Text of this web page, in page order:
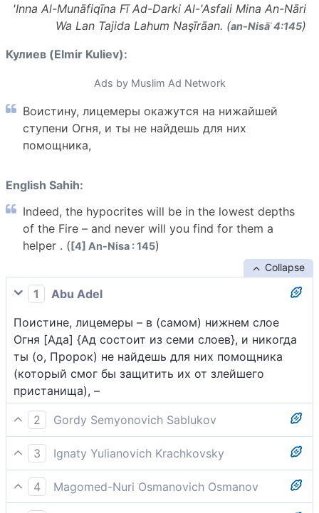
'Inna Al-Munāfiqīna Fī Ad-Darki Al-'Asfali Mina An-Nāri
Wa Lan Tajida Lahum Naşīrāan. (an-Nisāʾ 4:145)
Кулиев (Elmir Kuliev):
Ads by Muslim Ad Network
Воистину, лицемеры окажутся на нижайшей
ступени Огня, и ты не найдешь для них
помощника,
English Sahih:
Indeed, the hypocrites will be in the lowest depths
of the Fire – and never will you find for them a
helper . ([4] An-Nisa : 145)
Collapse
1
Abu Adel
Поистине, лицемеры – в (самом) нижнем слое
Огня [Ада] {Ад состоит из семи слоев}, и никогда
ты (о, Пророк) не найдешь для них помощника
(который смог бы защитить их от злейшего
пристанища), –
2
Gordy Semyonovich Sablukov
Действительно, лицемеры будут в самой
исподней глубине адского пламени, и тебе не
найти заступника на них.
3
Ignaty Yulianovich Krachkovsky
Поистине, лицемеры - в нижнем слое огня, и
никогда не найдешь ты для них помощника, -
4
Magomed-Nuri Osmanovich Osmanov